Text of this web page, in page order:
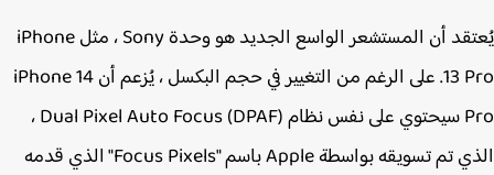
يُعتقد أن المستشعر الواسع الجديد هو وحدة Sony ، مثل ‌iPhone
13 Pro‌. على الرغم من التغيير في حجم البكسل ، يُزعم أن iPhone 14
Pro‌ سيحتوي على نفس نظام Dual Pixel Auto Focus (DPAF) ،
الذي تم تسويقه بواسطة Apple باسم "Focus Pixels" الذي قدمه